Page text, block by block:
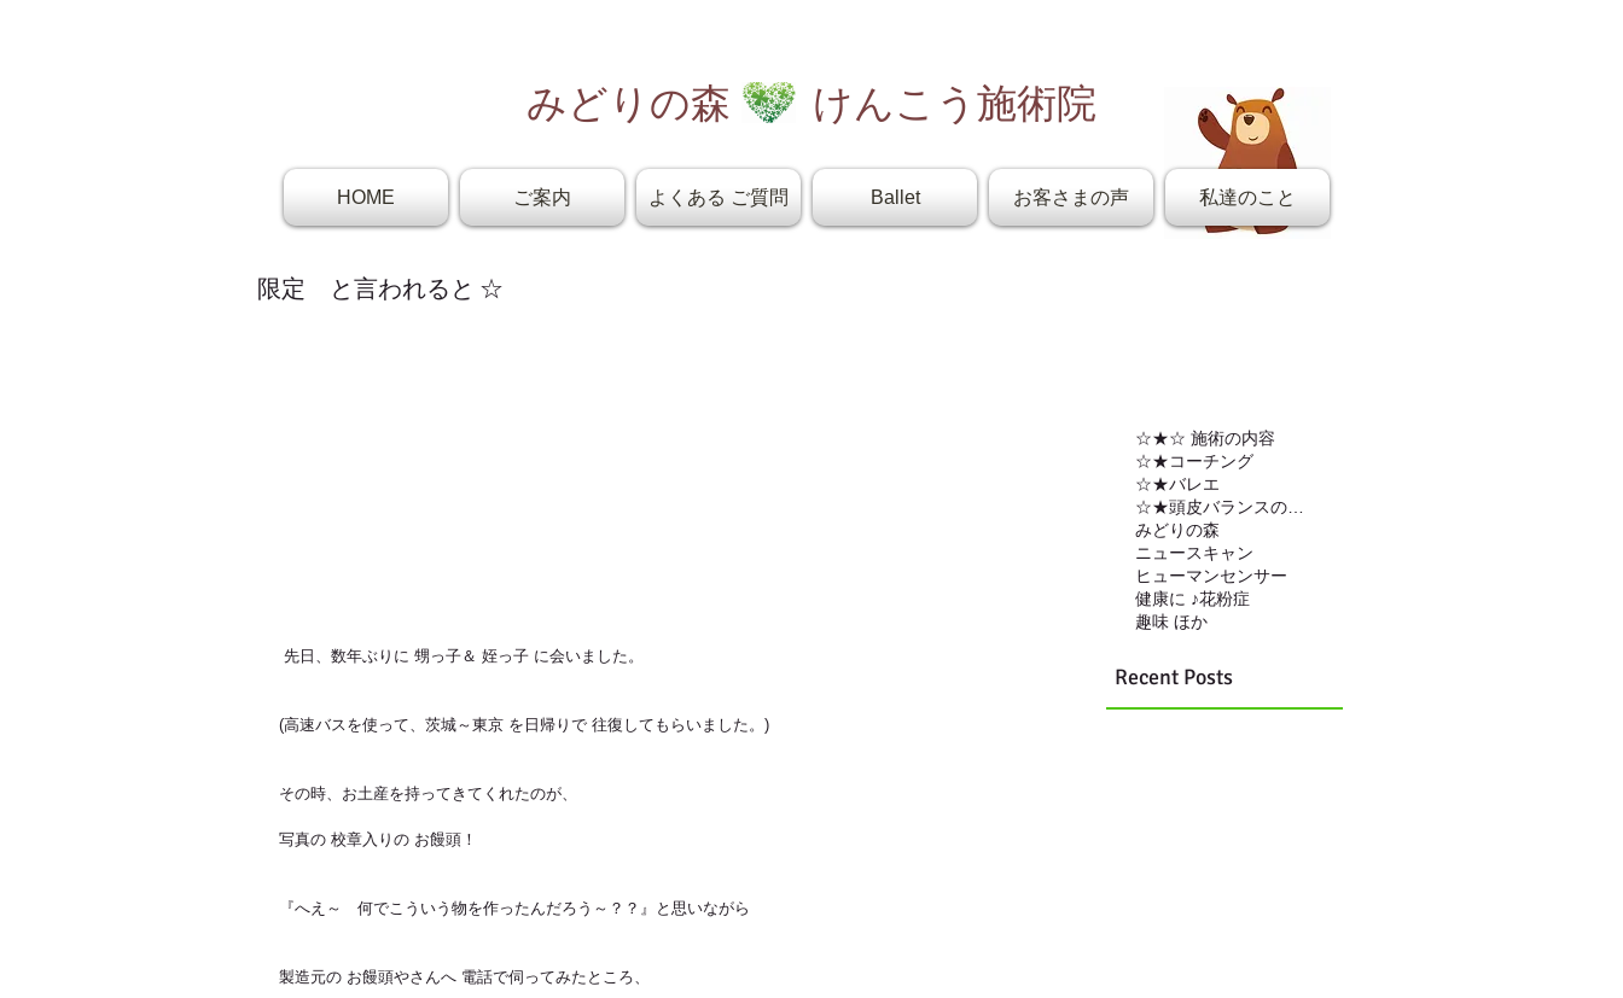
みどりの森 けんこう施術院
HOME ご案内 よくある ご質問 Ballet お客さまの声 私達のこと
限定 と言われると ☆
先日、数年ぶりに 甥っ子＆ 姪っ子 に会いました。
(高速バスを使って、茨城～東京 を日帰りで 往復してもらいました。)
その時、お土産を持ってきてくれたのが、
写真の 校章入りの お饅頭！
『へえ～　何でこういう物を作ったんだろう～？？』と思いながら
製造元の お饅頭やさんへ 電話で伺ってみたところ、
☆★☆ 施術の内容
☆★コーチング
☆★バレエ
みどりの森
ニュースキャン
ヒューマンセンサー
健康に ♪花粉症
趣味 ほか
Recent Posts